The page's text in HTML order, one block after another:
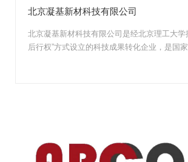
北京凝基新材科技有限公司
北京凝基新材科技有限公司是经北京理工大学
后行权”方式设立的科技成果转化企业，是国